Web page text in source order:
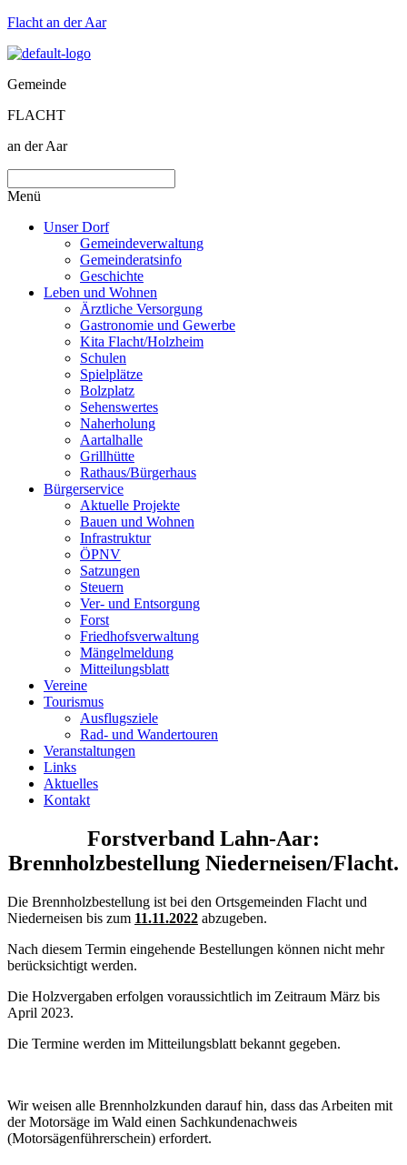
Flacht an der Aar
Gemeinde
FLACHT
an der Aar
Menü
Unser Dorf
Gemeindeverwaltung
Gemeinderatsinfo
Geschichte
Leben und Wohnen
Ärztliche Versorgung
Gastronomie und Gewerbe
Kita Flacht/Holzheim
Schulen
Spielplätze
Bolzplatz
Sehenswertes
Naherholung
Aartalhalle
Grillhütte
Rathaus/Bürgerhaus
Bürgerservice
Aktuelle Projekte
Bauen und Wohnen
Infrastruktur
ÖPNV
Satzungen
Steuern
Ver- und Entsorgung
Forst
Friedhofsverwaltung
Mängelmeldung
Mitteilungsblatt
Vereine
Tourismus
Ausflugsziele
Rad- und Wandertouren
Veranstaltungen
Links
Aktuelles
Kontakt
Forstverband Lahn-Aar:
Brennholzbestellung Niederneisen/Flacht.
Die Brennholzbestellung ist bei den Ortsgemeinden Flacht und
Niederneisen bis zum 11.11.2022 abzugeben.
Nach diesem Termin eingehende Bestellungen können nicht mehr
berücksichtigt werden.
Die Holzvergaben erfolgen voraussichtlich im Zeitraum März bis
April 2023.
Die Termine werden im Mitteilungsblatt bekannt gegeben.
Wir weisen alle Brennholzkunden darauf hin, dass das Arbeiten mit
der Motorsäge im Wald einen Sachkundenachweis
(Motorsägenführerschein) erfordert.